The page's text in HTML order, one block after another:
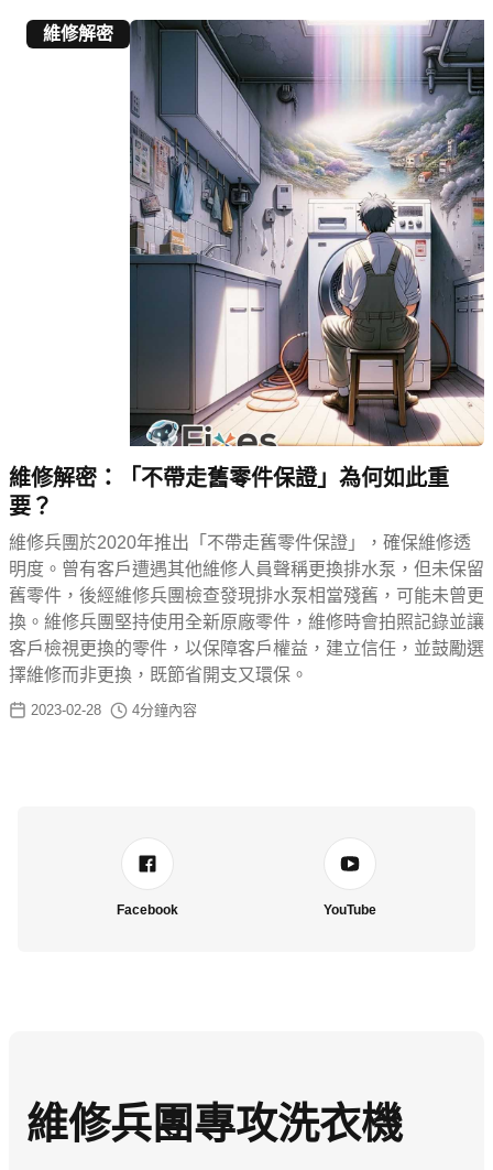
維修解密
維修解密：「不帶走舊零件保證」為何如此重
要？
維修兵團於2020年推出「不帶走舊零件保證」，確保維修透
明度。曾有客戶遭遇其他維修人員聲稱更換排水泵，但未保留
舊零件，後經維修兵團檢查發現排水泵相當殘舊，可能未曾更
換。維修兵團堅持使用全新原廠零件，維修時會拍照記錄並讓
客戶檢視更換的零件，以保障客戶權益，建立信任，並鼓勵選
擇維修而非更換，既節省開支又環保。
2023-02-28 4分鐘內容
Facebook YouTube
維修兵團專攻洗衣機